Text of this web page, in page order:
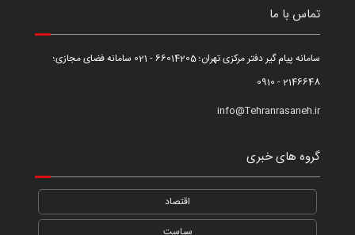
تماس با ما
سامانه پیام گیر دفتر مرکزی تهران؛ 66014205 - 021 سامانه فضای مجازی؛
2146648 - 0910
info@Tehranrasaneh.ir
گروه های خبری
اقتصاد
سیاست